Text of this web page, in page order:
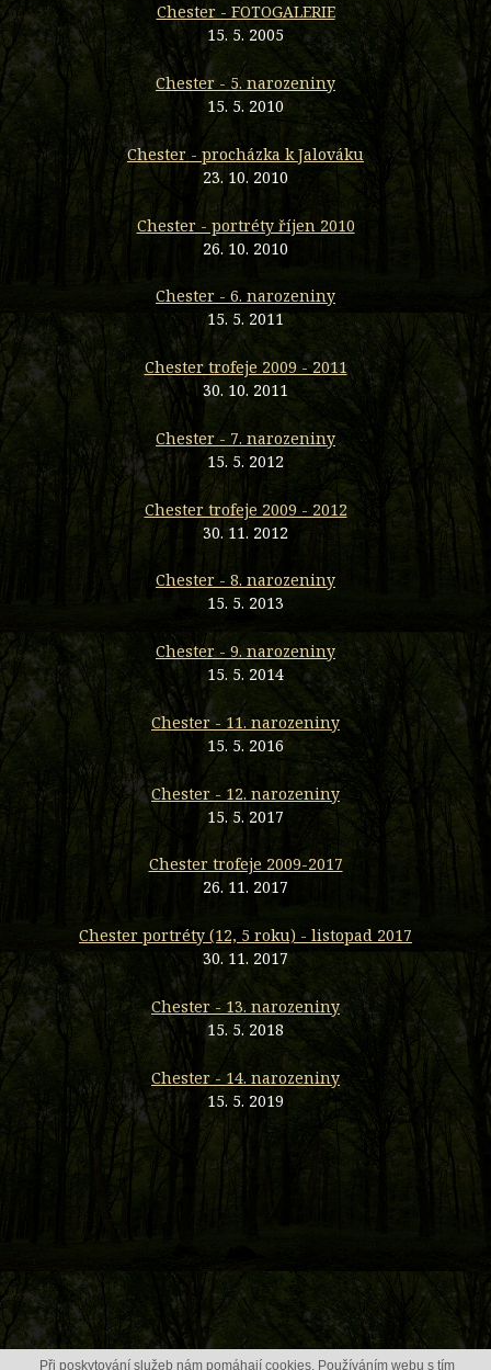
Chester - FOTOGALERIE
15. 5. 2005
Chester - 5. narozeniny
15. 5. 2010
Chester - procházka k Jalováku
23. 10. 2010
Chester - portréty říjen 2010
26. 10. 2010
Chester - 6. narozeniny
15. 5. 2011
Chester trofeje 2009 - 2011
30. 10. 2011
Chester - 7. narozeniny
15. 5. 2012
Chester trofeje 2009 - 2012
30. 11. 2012
Chester - 8. narozeniny
15. 5. 2013
Chester - 9. narozeniny
15. 5. 2014
Chester - 11. narozeniny
15. 5. 2016
Chester - 12. narozeniny
15. 5. 2017
Chester trofeje 2009-2017
26. 11. 2017
Chester portréty (12, 5 roku) - listopad 2017
30. 11. 2017
Chester - 13. narozeniny
15. 5. 2018
Chester - 14. narozeniny
15. 5. 2019
Při poskytování služeb nám pomáhají cookies. Používáním webu s tím